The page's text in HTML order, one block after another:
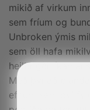
mikið af virkum
sem fríum og
Unbroken ýmis
sem öll hafa
heilbrigði
Með því að
efnum sem því